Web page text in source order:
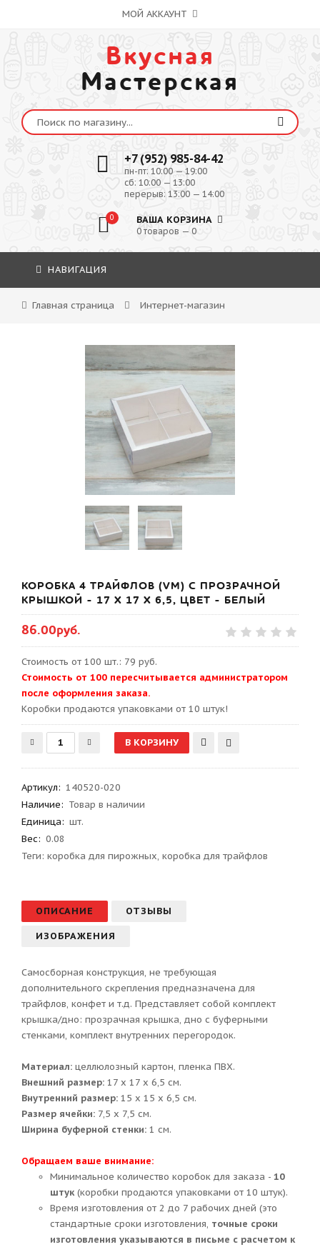
МОЙ АККАУНТ
Вкусная
Мастерская
+7 (952) 985-84-42
пн-пт: 10:00 — 19:00
сб: 10:00 — 13:00
перерыв: 13:00 — 14:00
0 ВАША КОРЗИНА
0 товаров — 0
НАВИГАЦИЯ
Главная страница Интернет-магазин
КОРОБКА 4 ТРАЙФЛОВ (VM) С ПРОЗРАЧНОЙ
КРЫШКОЙ - 17 Х 17 Х 6,5, ЦВЕТ - БЕЛЫЙ
86.00руб.
Стоимость от 100 шт.: 79 руб.
Стоимость от 100 пересчитывается администратором
после оформления заказа.
Kоробки продаются упаковками от 10 штук!
Артикул: 140520-020
Наличие: Товар в наличии
Единица: шт.
Вес: 0.08
Теги: коробка для пирожных, коробка для трайфлов
ОПИСАНИЕ ОТЗЫВЫ
ИЗОБРАЖЕНИЯ
Самосборная конструкция, не требующая
дополнительного скрепления предназначена для
трайфлов, конфет и т.д. Представляет собой комплект
крышка/дно: прозрачная крышка, дно с буферными
стенками, комплект внутренних перегородок.
Материал: целлюлозный картон, пленка ПВХ.
Внешний размер: 17 х 17 х 6,5 см.
Внутренний размер: 15 х 15 х 6,5 см.
Размер ячейки: 7,5 х 7,5 см.
Ширина буферной стенки: 1 см.
Обращаем ваше внимание:
Минимальное количество коробок для заказа - 10
штук(коробки продаются упаковками от 10 штук).
Время изготовления от 2 до 7 рабочих дней (это
стандартные сроки изготовления, точные сроки
изготовления указываются в письме с расчетом к